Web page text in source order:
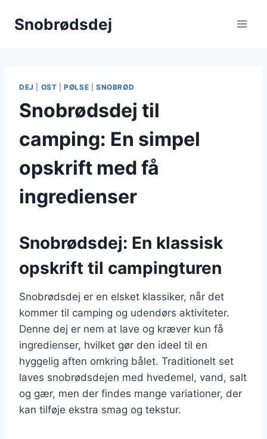
Snobrødsdej
DEJ OST |PØLSE SNOBRØD
Snobrødsdej til
camping: En simpel
opskrift med få
ingredienser
Snobrødsdej: En klassisk
opskrift til campingturen
Snobrødsdej er en elsket klassiker, når det
kommer til camping og udendørs aktiviteter.
Denne dej er nem at lave og kræver kun få
ingredienser, hvilket gør den ideel til en
hyggelig aften omkring bålet. Traditionelt set
laves snobrødsdejen med hvedemel, vand, salt
og gær, men der findes mange variationer, der
kan tilføje ekstra smag og tekstur.